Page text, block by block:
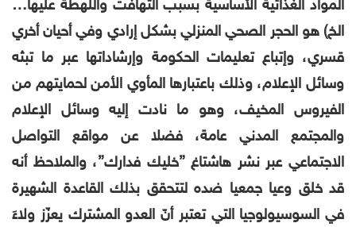
المواد الغذائية الأساسية بسبب التهافت واللهطة عليها…
الخ)هو الحجر الصحي المنزلي بشكل إرادي وفي أحيان أخري
قسري، وإتباع تعليمات الحكومة وإرشاداتها عبر ما تبثه
وسائل الإعلام، وذلك باعتبارها المأوي الأمن لحمايتهم من
الفيروس المخيف، وهو ما نادت إليه وسائل الإعلام
والمجتمع المدني عامة، فضلا عن مواقع التواصل
الاجتماعي عبر نشر هاشتاغ ”خليك فدارك”، والملاحظ أنه
قد خلق وعيا جمعيا ضده لتتحقق بذلكالقاعدة الشهيرة
في السوسيولوجيا التي تعتبر أنّ العدو المشترك يعزّز ولاءَ